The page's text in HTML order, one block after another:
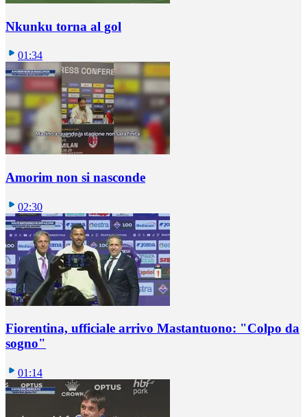
Nkunku torna al gol
01:34
Amorim non si nasconde
02:30
Fiorentina, ufficiale arrivo Mastantuono: "Colpo da
sogno"
01:14